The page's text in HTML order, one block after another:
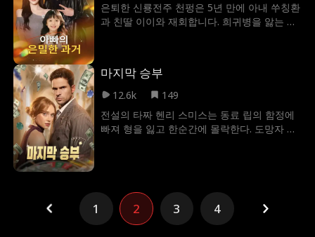
은퇴한 신룡전주 천펑은 5년 만에 아내 쑤칭환
과 친딸 이이와 재회합니다. 희귀병을 앓는 딸
마지막 승부
12.6k
149
전설의 타짜 헨리 스미스는 동료 립의 함정에
빠져 형을 잃고 한순간에 몰락한다. 도망자 신
내 나는 도박판으로 끌어들인다. 모든 것을 빼
앗긴 헨리는 이제 목숨을 건 마지막 설계를 시
작한다. 자신을 파괴한 자들을 향한 치밀하고
1 2 3 4